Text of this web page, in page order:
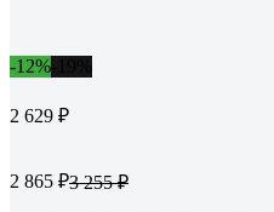
-12%
2 629 ₽
2 865 ₽3 255 ₽